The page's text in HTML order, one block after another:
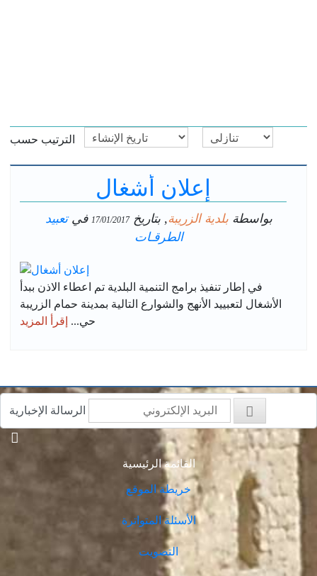
الترتيب حسب
إعلان أشغال
بواسطةبلدية الزريبة, بتاريخ17/01/2017 فيتعبيد
الطرقـات
في إطار تنفيذ برامج التنمية البلدية تم اعطاء الاذن ببدأ
الأشغال لتعبييد الأنهج والشوارع التالية بمدينة حمام الزريبة
حي... إقرأ المزيد
الرسالة الإخبارية
القائمة الرئيسية
خريطة الموقع
الأسئلة المتواترة
التصويت